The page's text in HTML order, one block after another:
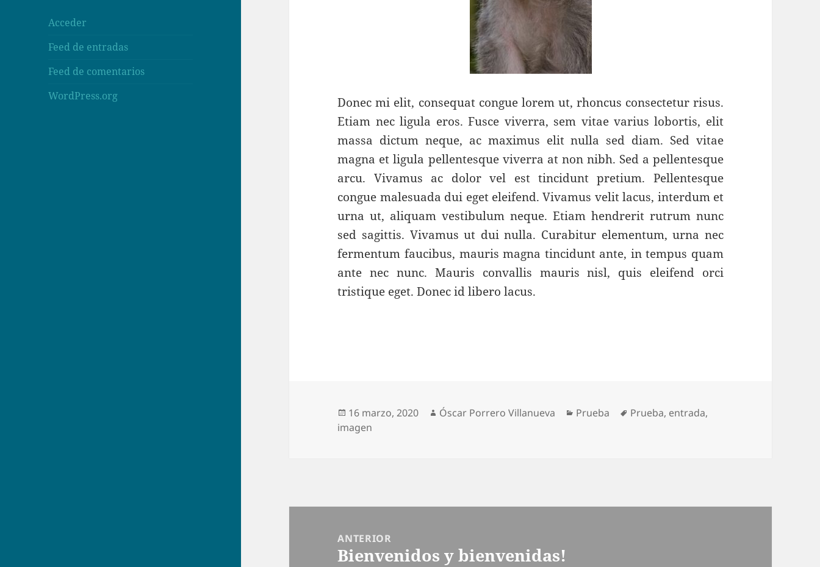
Acceder
Feed de entradas
Feed de comentarios
WordPress.org
Donec mi elit, consequat congue lorem ut, rhoncus consectetur risus.
Etiam nec ligula eros. Fusce viverra, sem vitae varius lobortis, elit
massa dictum neque, ac maximus elit nulla sed diam. Sed vitae
magna et ligula pellentesque viverra at non nibh. Sed a pellentesque
arcu. Vivamus ac dolor vel est tincidunt pretium. Pellentesque
congue malesuada dui eget eleifend. Vivamus velit lacus, interdum et
urna ut, aliquam vestibulum neque. Etiam hendrerit rutrum nunc
sed sagittis. Vivamus ut dui nulla. Curabitur elementum, urna nec
fermentum faucibus, mauris magna tincidunt ante, in tempus quam
ante nec nunc. Mauris convallis mauris nisl, quis eleifend orci
tristique eget. Donec id libero lacus.
Publicado
el
16 marzo, 2020 Autor
Óscar Porrero Villanueva Categorías
Prueba Etiquetas
Prueba, entrada,
imagen
entradas
ANTERIOR
Entrada
Bienvenidos y bienvenidas!